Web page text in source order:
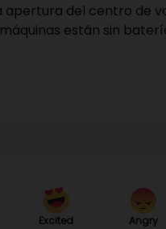
apertura del centro de
máquinas están sin
Excited Angry